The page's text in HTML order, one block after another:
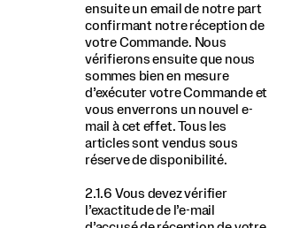
ensuite un email de notre part
confirmant notre réception de
votre Commande. Nous
vérifierons ensuite que nous
sommes bien en mesure
d’exécuter votre Commande et
vous enverrons un nouvel e-
mail à cet effet. Tous les
articles sont vendus sous
réserve de disponibilité.
2.1.6 Vous devez vérifier
l’exactitude de l’e-mail